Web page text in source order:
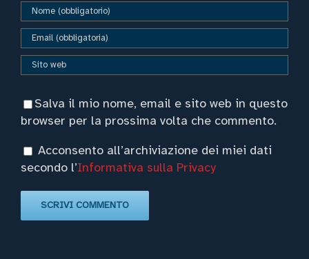
Salva il mio nome, email e sito web in questo
browser per la prossima volta che commento.
Acconsento all’archiviazione dei miei dati
secondo l’Informativa sulla Privacy